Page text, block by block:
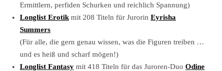
Ermittlern, perfiden Schurken und reichlich Spannung)
Longlist Erotik mit 208 Titeln für Jurorin Eyrisha
Summers
(Für alle, die gern genau wissen, was die Figuren treiben …
und es heiß und scharf mögen!)
Longlist Fantasy mit 418 Titeln für das Juroren-Duo Odine